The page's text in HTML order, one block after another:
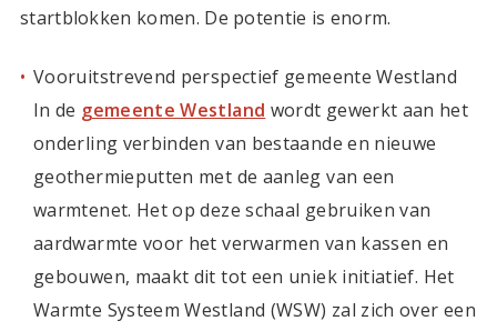
startblokken komen. De potentie is enorm.
Vooruitstrevend perspectief gemeente Westland
In de gemeente Westland wordt gewerkt aan het
onderling verbinden van bestaande en nieuwe
geothermieputten met de aanleg van een
warmtenet. Het op deze schaal gebruiken van
aardwarmte voor het verwarmen van kassen en
gebouwen, maakt dit tot een uniek initiatief. Het
Warmte Systeem Westland (WSW) zal zich over een